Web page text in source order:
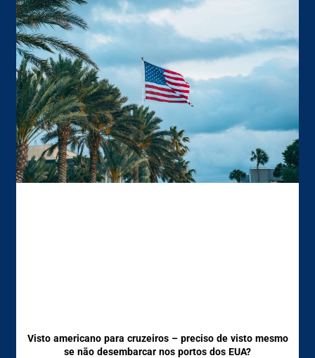
Visto americano para cruzeiros – preciso de visto mesmo
se não desembarcar nos portos dos EUA?